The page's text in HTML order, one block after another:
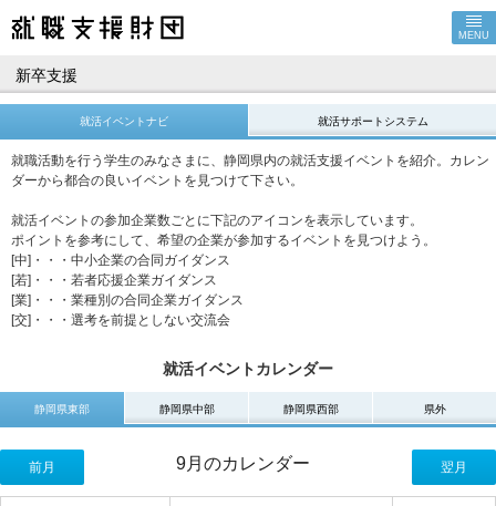
MENU
新卒支援
就活イベントナビ 就活サポートシステム
就職活動を行う学生のみなさまに、静岡県内の就活支援イベントを紹介。カレン
ダーから都合の良いイベントを見つけて下さい。
就活イベントの参加企業数ごとに下記のアイコンを表示しています。
ポイントを参考にして、希望の企業が参加するイベントを見つけよう。
[中]・・・中小企業の合同ガイダンス
[若]・・・若者応援企業ガイダンス
[業]・・・業種別の合同企業ガイダンス
[交]・・・選考を前提としない交流会
就活イベントカレンダー
静岡県東部 静岡県中部 静岡県西部 県外
前月 9月のカレンダー 翌月